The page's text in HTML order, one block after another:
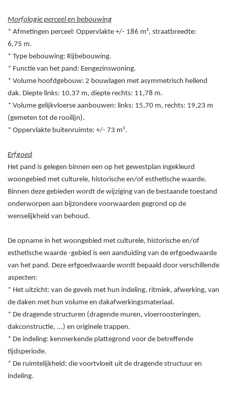
Morfologie perceel en bebouwing
* Afmetingen perceel: Oppervlakte +/- 186 m², straatbreedte:
6,75 m.
* Type bebouwing: Rijbebouwing.
* Functie van het pand: Eengezinswoning.
* Volume hoofdgebouw: 2 bouwlagen met asymmetrisch hellend
dak. Diepte links: 10,37 m, diepte rechts: 11,78 m.
* Volume gelijkvloerse aanbouwen: links: 15,70 m, rechts: 19,23 m
(gemeten tot de rooilijn).
* Oppervlakte buitenruimte: +/- 73 m².
Erfgoed
Het pand is gelegen binnen een op het gewestplan ingekleurd
woongebied met culturele, historische en/of esthetische waarde.
Binnen deze gebieden wordt de wijziging van de bestaande toestand
onderworpen aan bijzondere voorwaarden gegrond op de
wenselijkheid van behoud.
De opname in het woongebied met culturele, historische en/of
esthetische waarde -gebied is een aanduiding van de erfgoedwaarde
van het pand. Deze erfgoedwaarde wordt bepaald door verschillende
aspecten:
* Het uitzicht: van de gevels met hun indeling, ritmiek, afwerking, van
de daken met hun volume en dakafwerkingsmateriaal.
* De dragende structuren (dragende muren, vloerroosteringen,
dakconstructie, ...) en originele trappen.
* De indeling: kenmerkende plattegrond voor de betreffende
tijdsperiode.
* De ruimtelijkheid: die voortvloeit uit de dragende structuur en
indeling.